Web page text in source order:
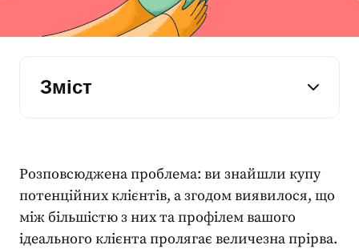
Зміст
Розповсюджена проблема: ви знайшли купу
потенційних клієнтів, а згодом виявилося, що
між більшістю з них та профілем вашого
ідеального клієнта пролягає величезна прірва.